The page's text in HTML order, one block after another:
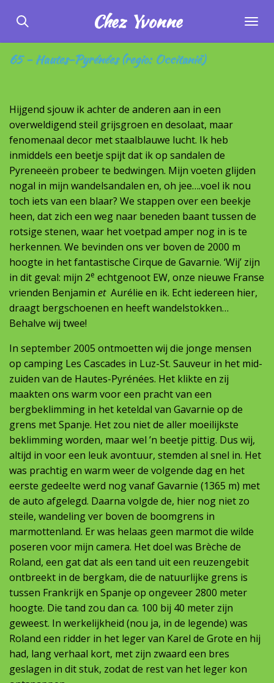
direct
naar
de
Chez Yvonne
65 - Hautes-Pyrénées (regio: Occitanië)
Hijgend sjouw ik achter de anderen aan in een
overweldigend steil grijsgroen en desolaat, maar
fenomenaal decor met staalblauwe lucht. Ik heb
inmiddels een beetje spijt dat ik op sandalen de
Pyreneeën probeer te bedwingen. Mijn voeten glijden
nogal in mijn wandelsandalen en, oh jee….voel ik nou
toch iets van een blaar? We stappen over een beekje
heen, dat zich een weg naar beneden baant tussen de
rotsige stenen, waar het voetpad amper nog in is te
herkennen. We bevinden ons ver boven de 2000 m
hoogte in het fantastische Cirque de Gavarnie. ‘Wij’ zijn
in dit geval: mijn 2e echtgenoot EW, onze nieuwe Franse
vrienden Benjamin etAurélie en ik. Echt iedereen hier,
draagt bergschoenen en heeft wandelstokken…
Behalve wij twee!
In september 2005 ontmoetten wij die jonge mensen
op camping Les Cascades in Luz-St. Sauveur in het mid-
zuiden van de Hautes-Pyrénées. Het klikte en zij
maakten ons warm voor een pracht van een
bergbeklimming in het keteldal van Gavarnie op de
grens met Spanje. Het zou niet de aller moeilijkste
beklimming worden, maar wel ’n beetje pittig. Dus wij,
altijd in voor een leuk avontuur, stemden al snel in. Het
was prachtig en warm weer de volgende dag en het
eerste gedeelte werd nog vanaf Gavarnie (1365 m) met
de auto afgelegd. Daarna volgde de, hier nog niet zo
steile, wandeling ver boven de boomgrens in
marmottenland. Er was helaas geen marmot die wilde
poseren voor mijn camera. Het doel was Brèche de
Roland, een gat dat als een tand uit een reuzengebit
ontbreekt in de bergkam, die de natuurlijke grens is
tussen Frankrijk en Spanje op ongeveer 2800 meter
hoogte. Die tand zou dan ca. 100 bij 40 meter zijn
geweest. In werkelijkheid (nou ja, in de legende) was
Roland een ridder in het leger van Karel de Grote en hij
had, lang verhaal kort, met zijn zwaard een bres
geslagen in dit stuk, zodat de rest van het leger kon